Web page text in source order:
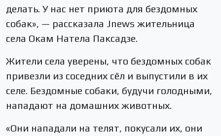
делать. У нас нет приюта для бездомных
собак», — рассказала Jnews жительница
села Окам Натела Паксадзе.
Жители села уверены, что бездомных собак
привезли из соседних сёл и выпустили в их
селе. Бездомные собаки, будучи голодными,
нападают на домашних животных.
«Они нападали на телят, покусали их, они